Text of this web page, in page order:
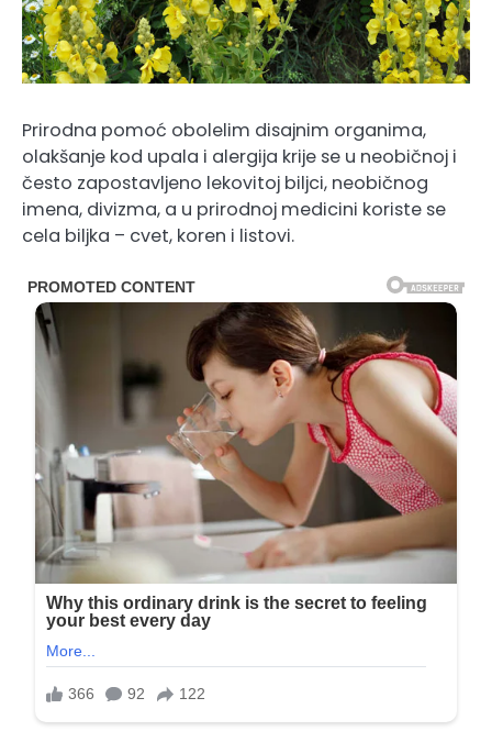
Prirodna pomoć obolelim disajnim organima,
olakšanje kod upala i alergija krije se u neobičnoj i
često zapostavljeno lekovitoj biljci, neobičnog
imena, divizma, a u prirodnoj medicini koriste se
cela biljka – cvet, koren i listovi.